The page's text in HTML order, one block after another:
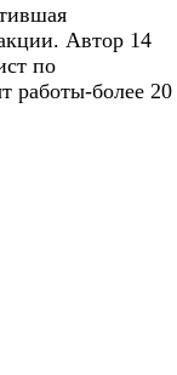
Автор 14
по
работы-более 20